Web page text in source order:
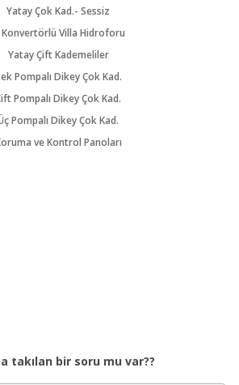
Yatay Çok Kad.- Sessiz
Konvertörlü Villa Hidroforu
Yatay Çift Kademeliler
Pompalı Dikey Çok Kad.
Pompalı Dikey Çok Kad.
Pompalı Dikey Çok Kad.
ve Kontrol Panoları
takılan bir soru mu var??